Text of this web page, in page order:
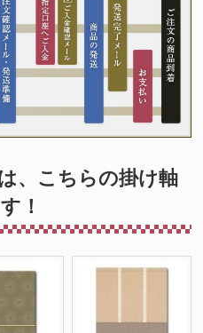
、こちらの掛け軸
！